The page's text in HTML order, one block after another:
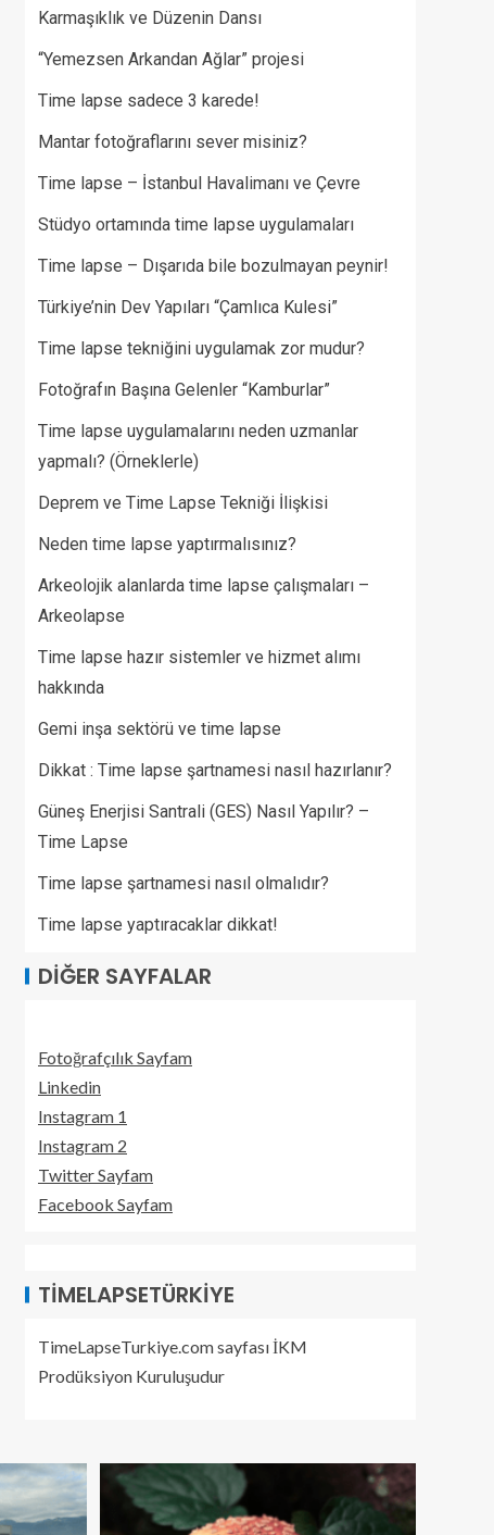
Karmaşıklık ve Düzenin Dansı
“Yemezsen Arkandan Ağlar” projesi
Time lapse sadece 3 karede!
Mantar fotoğraflarını sever misiniz?
Time lapse – İstanbul Havalimanı ve Çevre
Stüdyo ortamında time lapse uygulamaları
Time lapse – Dışarıda bile bozulmayan peynir!
Türkiye’nin Dev Yapıları “Çamlıca Kulesi”
Time lapse tekniğini uygulamak zor mudur?
Fotoğrafın Başına Gelenler “Kamburlar”​
Time lapse uygulamalarını neden uzmanlar
yapmalı? (Örneklerle)
Deprem ve Time Lapse Tekniği İlişkisi
Neden time lapse yaptırmalısınız?
Arkeolojik alanlarda time lapse çalışmaları –
Arkeolapse
Time lapse hazır sistemler ve hizmet alımı
hakkında
Gemi inşa sektörü ve time lapse
Dikkat : Time lapse şartnamesi nasıl hazırlanır?
Güneş Enerjisi Santrali (GES) Nasıl Yapılır? –
Time Lapse
Time lapse şartnamesi nasıl olmalıdır?
Time lapse yaptıracaklar dikkat!
DIĞER SAYFALAR
Fotoğrafçılık Sayfam
Linkedin
Instagram 1
Instagram 2
Twitter Sayfam
Facebook Sayfam
TIMELAPSETÜRKIYE
TimeLapseTurkiye.com sayfası İKM
Prodüksiyon Kuruluşudur